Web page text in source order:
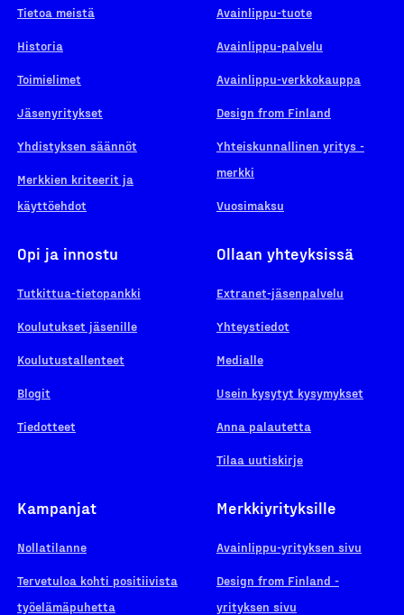
Tietoa meistä
Historia
Toimielimet
Jäsenyritykset
Yhdistyksen säännöt
Merkkien kriteerit ja
käyttöehdot
Avainlippu-tuote
Avainlippu-palvelu
Avainlippu-verkkokauppa
Design from Finland
Yhteiskunnallinen yritys -
merkki
Vuosimaksu
Opi ja innostu
Tutkittua-tietopankki
Koulutukset jäsenille
Koulutustallenteet
Blogit
Tiedotteet
Ollaan yhteyksissä
Extranet-jäsenpalvelu
Yhteystiedot
Medialle
Usein kysytyt kysymykset
Anna palautetta
Tilaa uutiskirje
Kampanjat
Nollatilanne
Tervetuloa kohti positiivista
työelämäpuhetta
Merkkiyrityksille
Avainlippu-yrityksen sivu
Design from Finland -
yrityksen sivu